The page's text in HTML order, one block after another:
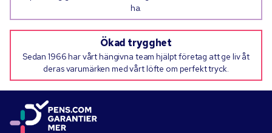
ha.
Ökad trygghet
Sedan 1966 har vårt hängivna team hjälpt företag att ge liv åt
deras varumärken med vårt löfte om perfekt tryck.